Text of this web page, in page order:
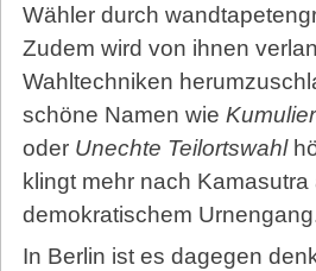
Wähler durch
Zudem wird von ihnen
Wahltechniken
schöne Namen wie
oder Unechte Teilortswahl
klingt mehr nach Kamasutra
demokratischem
In Berlin ist es dagegen